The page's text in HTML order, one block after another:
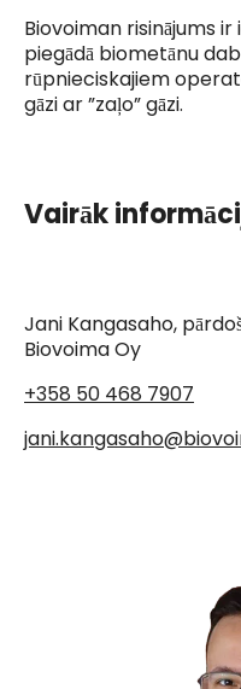
Biovoiman risinājums
piegādā biometānu
rūpnieciskajiem
gāzi ar ”zaļo” gāzi.
Vairāk
Jani Kangasaho,
Biovoima Oy
+358 50 468 7907